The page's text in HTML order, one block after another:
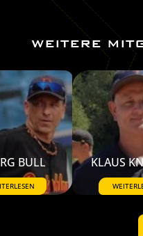
WEITERE
BULL KLAUS